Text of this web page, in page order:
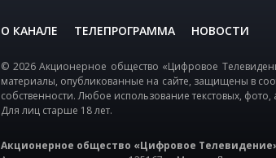
О КАНАЛЕ ТЕЛЕПРОГРАММА НОВОСТИ
© 2026 Акционерное общество «Цифровое
материалы, опубликованные на сайте, защищены в
собственности. Любое использование текстовых,
Для лиц старше 18 лет.
Акционерное общество «Цифровое